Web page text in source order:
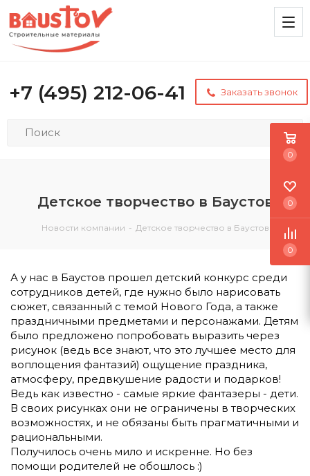
+7 (495) 212-06-41 Заказать звонок
Детское творчество в Баустов
Новости компании - Детское творчество в Баустов
А у нас в Баустов прошел детский конкурс среди
сотрудников детей, где нужно было нарисовать
сюжет, связанный с темой Нового Года, а также
праздничными предметами и персонажами. Детям
было предложено попробовать выразить через
рисунок (ведь все знают, что это лучшее место для
воплощения фантазий) ощущение праздника,
атмосферу, предвкушение радости и подарков!
Ведь как известно - самые яркие фантазеры - дети.
В своих рисунках они не ограничены в творческих
возможностях, и не обязаны быть прагматичными и
рациональными.
Получилось очень мило и искренне. Но без
помощи родителей не обошлось :)
0
0
0